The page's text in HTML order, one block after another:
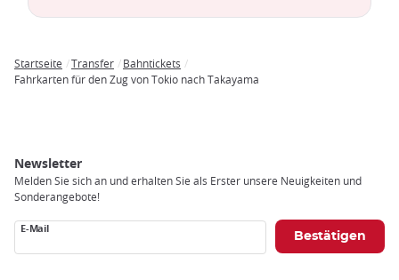
Breadcrumb
Startseite Transfer
Bahntickets
Fahrkarten für den Zug von Tokio nach Takayama
Newsletter
Melden Sie sich an und erhalten Sie als Erster unsere Neuigkeiten und
Sonderangebote!
E-Mail